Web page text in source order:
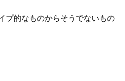
プ的なものからそうでないもの